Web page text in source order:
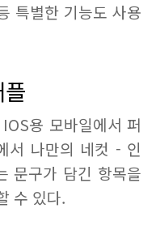
특별한 기능도 사용
용 모바일에서 퍼
서 나만의 네컷 - 인
문구가 담긴 항목을
수 있다.